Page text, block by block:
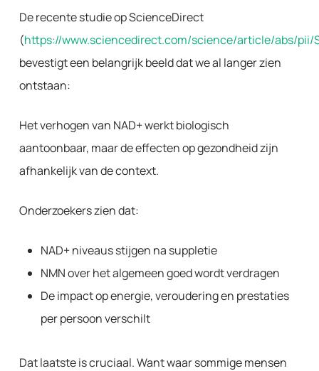
De recente studie op ScienceDirect
(https://www.sciencedirect.com/science/article/abs/pii/
bevestigt een belangrijk beeld dat we al langer zien
ontstaan:
Het verhogen van NAD+ werkt biologisch
aantoonbaar, maar de effecten op gezondheid zijn
afhankelijk van de context.
Onderzoekers zien dat:
NAD+ niveaus stijgen na suppletie
NMN over het algemeen goed wordt verdragen
De impact op energie, veroudering en prestaties
per persoon verschilt
Dat laatste is cruciaal. Want waar sommige mensen